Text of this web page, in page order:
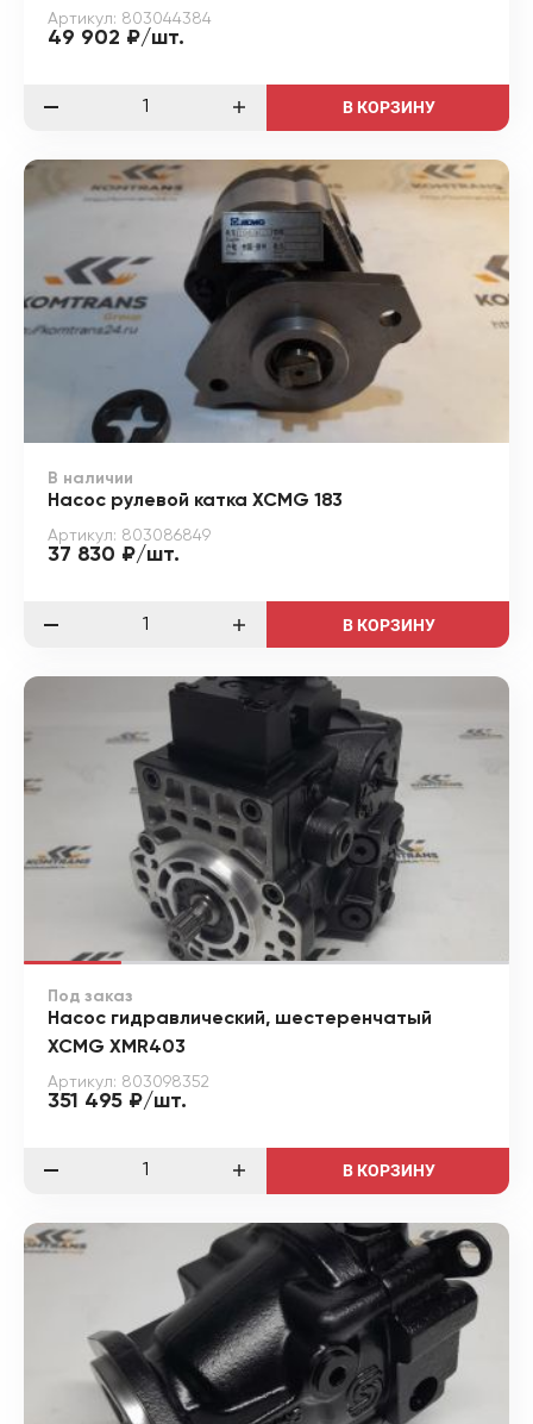
Артикул: 803044384
49 902 ₽/шт.
В КОРЗИНУ
В наличии
Насос рулевой катка XCMG 183
Артикул: 803086849
37 830 ₽/шт.
В КОРЗИНУ
Под заказ
Насос гидравлический, шестеренчатый
XCMG XMR403
Артикул: 803098352
351 495 ₽/шт.
В КОРЗИНУ